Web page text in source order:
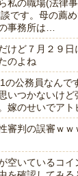
私の職場(法律
です。母の薦
事務所は…
けど７月２９日
のよね
の公務員なんで
いつかないけど
嫁のせいでア
審判の誤審ｗ
空いているコイ